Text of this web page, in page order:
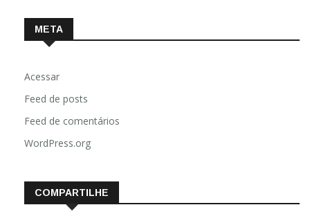
META
Acessar
Feed de posts
Feed de comentários
WordPress.org
COMPARTILHE